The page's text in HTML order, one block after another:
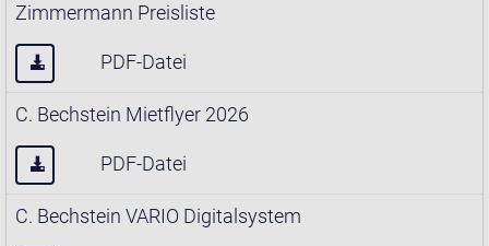
Zimmermann Preisliste
PDF-Datei
C. Bechstein Mietflyer 2026
PDF-Datei
C. Bechstein VARIO Digitalsystem